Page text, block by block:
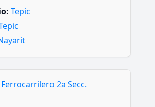
Tepic
Ferrocarrilero 2a Secc.